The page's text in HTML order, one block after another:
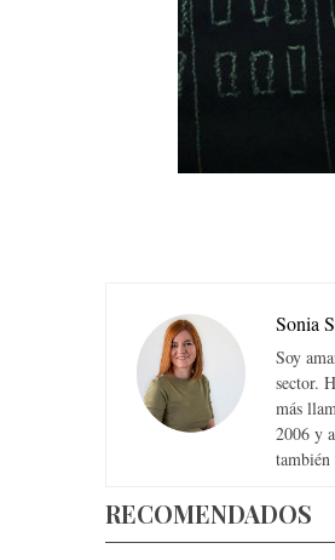
Sonia
Soy
sector.
más
2006 y
también
RECOMENDADOS